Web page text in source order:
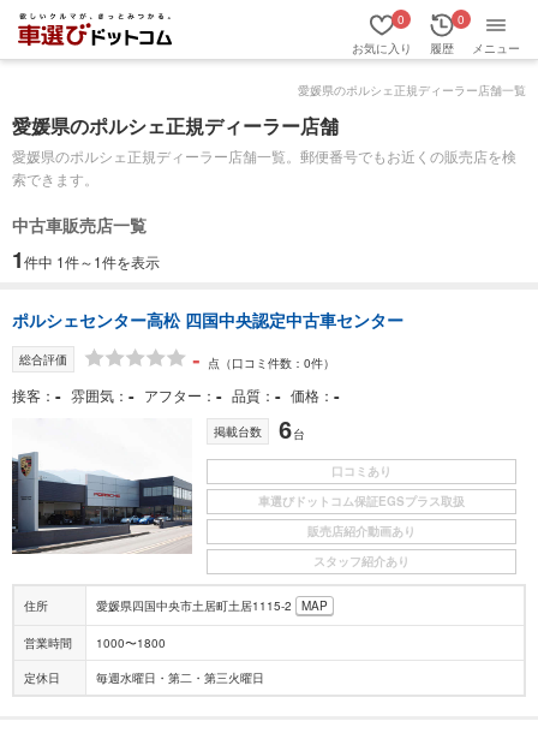
お気に入り
0
履歴
0
メニュー
愛媛県のポルシェ正規ディーラー店舗一覧
愛媛県のポルシェ正規ディーラー店舗
愛媛県のポルシェ正規ディーラー店舗一覧。郵便番号でもお近くの販売店を検
索できます。
中古車販売店一覧
1件中 1件～1件を表示
ポルシェセンター高松 四国中央認定中古車センター
総合評価 - 点 （口コミ件数：0件）
接客 - 雰囲気 - アフター - 品質 - 価格 -
掲載台数 6台
口コミあり
車選びドットコム保証EGSプラス取扱
販売店紹介動画あり
スタッフ紹介あり
住所 愛媛県四国中央市土居町土居1115-2 MAP
営業時間 1000〜1800
定休日 毎週水曜日・第二・第三火曜日